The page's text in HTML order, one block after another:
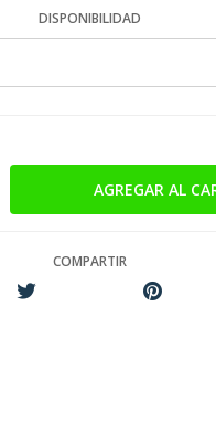
DISPONIBILIDAD
COMPARTIR